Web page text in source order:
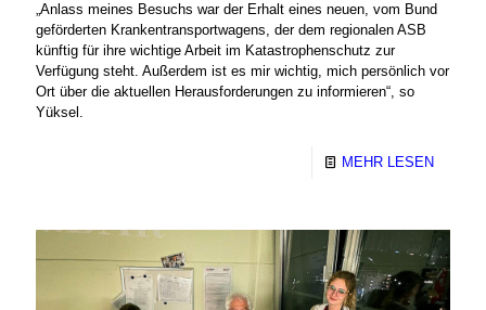
„Anlass meines Besuchs war der Erhalt eines neuen, vom Bund
geförderten Krankentransportwagens, der dem regionalen ASB
künftig für ihre wichtige Arbeit im Katastrophenschutz zur
Verfügung steht. Außerdem ist es mir wichtig, mich persönlich vor
Ort über die aktuellen Herausforderungen zu informieren“, so
Yüksel.
MEHR LESEN